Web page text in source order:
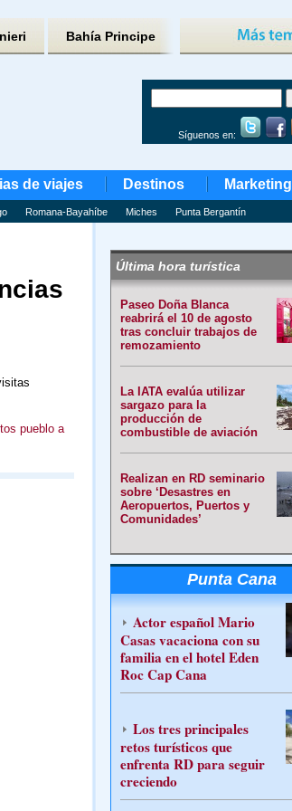
Bahía Principe
Síguenos en:
de viajes Destinos Marketing
Romana-Bayahíbe Miches Punta Bergantín
pueblo a
Última hora turística
Paseo Doña Blanca
reabrirá el 10 de agosto
tras concluir trabajos de
remozamiento
La IATA evalúa utilizar
sargazo para la
producción de
combustible de aviación
Realizan en RD seminario
sobre ‘Desastres en
Aeropuertos, Puertos y
Comunidades’
Punta Cana
Actor español Mario
Casas vacaciona con su
familia en el hotel Eden
Roc Cap Cana
Los tres principales
retos turísticos que
enfrenta RD para seguir
creciendo